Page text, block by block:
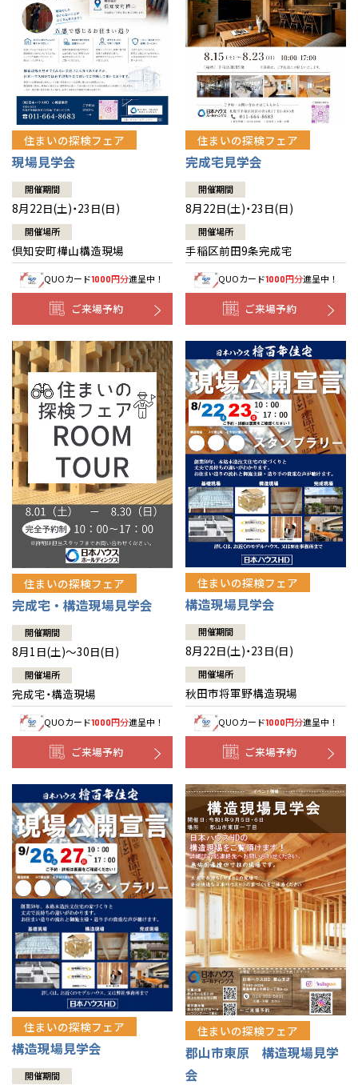
住まいの探検フェア
現場見学会
開催期間
8月22日(土)・23日(日)
開催場所
倶知安町樺山構造現場
QUOカード1000円分進呈中！
ご来場予約
住まいの探検フェア
完成宅見学会
開催期間
8月22日(土)・23日(日)
開催場所
手稲区前田9条完成宅
QUOカード1000円分進呈中！
ご来場予約
住まいの探検フェア
完成宅・構造現場見学会
開催期間
8月1日(土)～30日(日)
開催場所
完成宅・構造現場
QUOカード1000円分進呈中！
ご来場予約
住まいの探検フェア
構造現場見学会
開催期間
8月22日(土)・23日(日)
開催場所
秋田市将軍野構造現場
QUOカード1000円分進呈中！
ご来場予約
住まいの探検フェア
構造現場見学会
開催期間
住まいの探検フェア
郡山市東原 構造現場見学
会
北海道
札幌
道央
道北
道南
道東
東北
青森
秋田
岩手
山形
宮城
福島
甲信越・北陸
新潟
山梨
長野
富山
石川
福井
関東
東京
神奈川
埼玉
千葉
茨城
栃木
群馬
東海
愛知
岐阜
静岡
三重
近畿
大阪
京都
兵庫
奈良
滋賀
和歌山
中国・四国
岡山
香川
愛媛
鳥取
島根
広島
山口
徳島
高知
九州
福岡
佐賀
熊本
大分
宮崎
鹿児島
長崎
沖縄
分譲マンション
※現住所のある都道府県以外の建築予定地の方でも現住所の有るお近
くの展示場又は店舗にお問合せください。移住の計画の方もご相談対
応します。お気軽にご相談ください。
北海道
札幌
札幌
小樽
道央
苫小牧千歳
小樽
道北
道南
道東
釧路
東北
青森県
八戸
青森
秋田県
秋田
岩手県
山形県
宮城県
仙台
福島県
会津
甲信越・北陸
新潟県
長岡
山梨県
長野県
富山県
富山
石川県
福井県
福井
関東
東京都
神奈川県
相模
埼玉県
埼玉
千葉県
千葉
柏
茨城県
水戸
栃木県
宇都宮
小山
群馬県
群馬
伊勢崎
東海
愛知県
岐阜県
岐阜
静岡県
三重県
四日市
近畿
大阪府
大阪
京都府
京都
兵庫県
姫路
奈良県
奈良
中国・四国
岡山県
岡山
愛媛県
松山
九州
福岡県
福岡
佐賀県
佐賀
熊本県
熊本
大分県
大分
宮崎県
宮崎
鹿児島県
鹿児島